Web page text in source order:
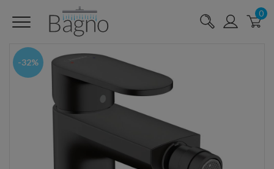
0
-32%